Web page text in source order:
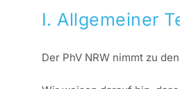
I. Allgemeiner
Der PhV NRW nimmt zu